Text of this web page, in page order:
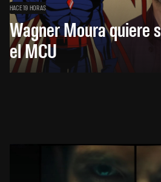
HACE 19 HORAS
Wagner Moura quiere
el MCU